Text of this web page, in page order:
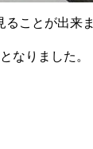
ことが出来ま
なりました。